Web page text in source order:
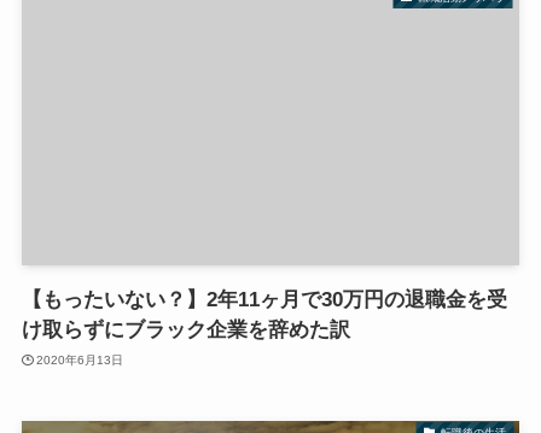
【もったいない？】2年11ヶ月で30万円の退職金を受
け取らずにブラック企業を辞めた訳
2020年6月13日